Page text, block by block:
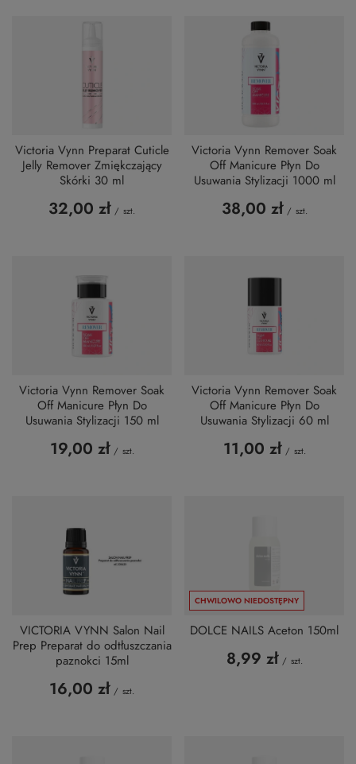
Victoria Vynn Preparat Cuticle
Jelly Remover Zmiękczający
Skórki 30 ml
32,00 zł / szt.
Victoria Vynn Remover Soak
Off Manicure Płyn Do
Usuwania Stylizacji 1000 ml
38,00 zł / szt.
Victoria Vynn Remover Soak
Off Manicure Płyn Do
Usuwania Stylizacji 150 ml
19,00 zł / szt.
Victoria Vynn Remover Soak
Off Manicure Płyn Do
Usuwania Stylizacji 60 ml
11,00 zł / szt.
VICTORIA VYNN Salon Nail
Prep Preparat do odtłuszczania
paznokci 15ml
16,00 zł / szt.
CHWILOWO NIEDOSTĘPNY
DOLCE NAILS Aceton 150ml
8,99 zł / szt.